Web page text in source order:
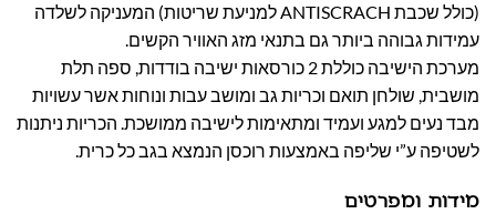
(כולל שכבת ANTISCRACH למניעת שריטות) המעניקה לשלדה
עמידות גבוהה ביותר גם בתנאי מזג האוויר הקשים.
מערכת הישיבה כוללת 2 כורסאות ישיבה בודדות, ספה תלת
מושבית, שולחן תואם וכריות גב ומושב עבות ונוחות אשר עשויות
מבד נעים למגע ועמיד ומתאימות לישיבה ממושכת. הכריות ניתנות
לשטיפה ע”י שליפה באמצעות רוכסן הנמצא בגב כל כרית.
מידות ומפרטים